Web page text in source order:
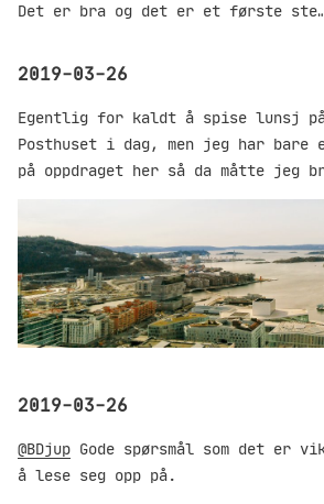
Det er bra og det er et første
2019-03-26
Egentlig for kaldt å spise lunsj på
Posthuset i dag, men jeg har bare
på oppdraget her så da måtte jeg
2019-03-26
@BDjup Gode spørsmål som det er
å lese seg opp på.